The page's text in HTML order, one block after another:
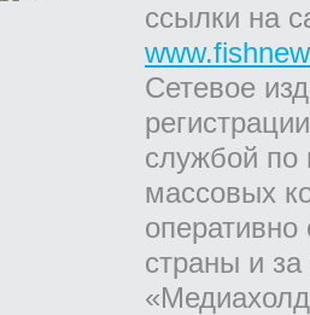
ссылки на
Сетевое
службой по
массовых
страны и